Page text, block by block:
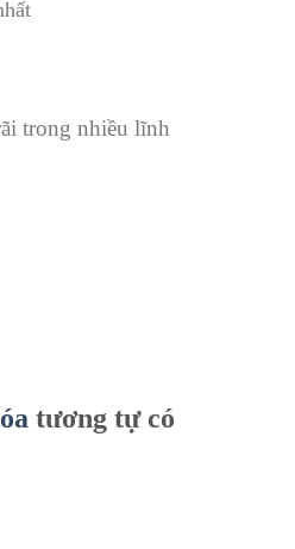
trong nhiều lĩnh
tương tự có